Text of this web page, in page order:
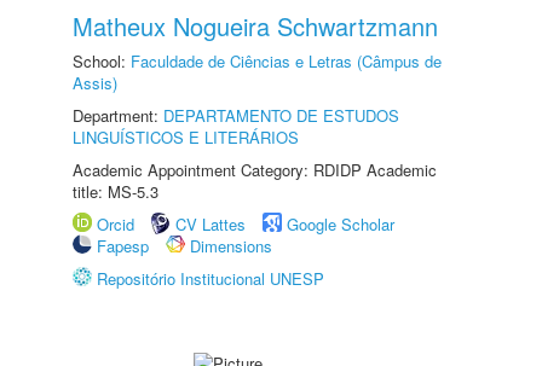
Matheux Nogueira Schwartzmann
School: Faculdade de Ciências e Letras (Câmpus de
Assis)
Department: DEPARTAMENTO DE ESTUDOS
LINGUÍSTICOS E LITERÁRIOS
Academic Appointment Category: RDIDP Academic
title: MS-5.3
Orcid
CV Lattes
Google Scholar
Fapesp
Dimensions
Repositório Institucional UNESP